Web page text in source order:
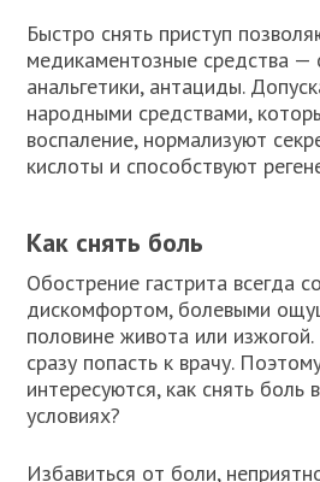
Быстро снять приступ
медикаментозные средства —
анальгетики, антациды.
народными средствами,
воспаление, нормализуют
кислоты и способствуют
Как снять боль
Обострение гастрита всегда
дискомфортом, болевыми
половине живота или
сразу попасть к врачу.
интересуются, как снять
условиях?
Избавиться от боли,